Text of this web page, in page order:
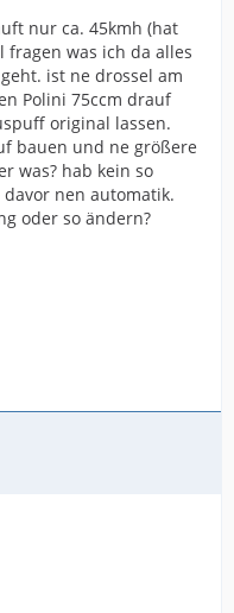
nur ca. 45kmh (hat
fragen was ich da alles
ist ne drossel am
Polini 75ccm drauf
original lassen.
bauen und ne größere
was? hab kein so
nen automatik.
oder so ändern?